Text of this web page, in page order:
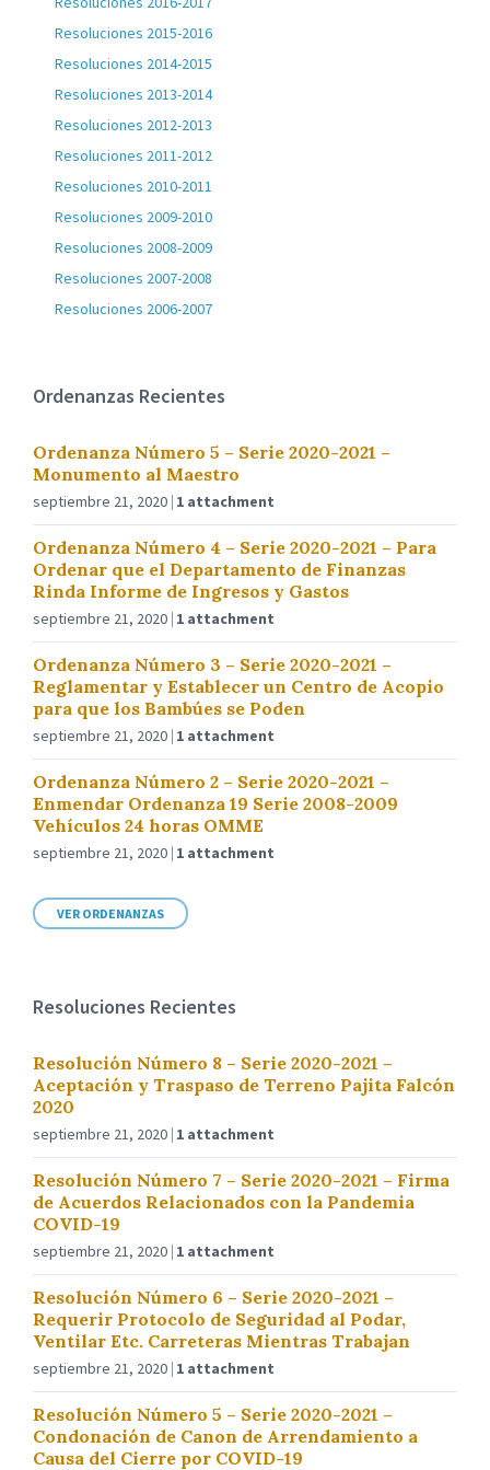
Resoluciones 2015-2016
Resoluciones 2014-2015
Resoluciones 2013-2014
Resoluciones 2012-2013
Resoluciones 2011-2012
Resoluciones 2010-2011
Resoluciones 2009-2010
Resoluciones 2008-2009
Resoluciones 2007-2008
Resoluciones 2006-2007
Ordenanzas Recientes
Ordenanza Número 5 – Serie 2020-2021 –
Monumento al Maestro
septiembre 21, 2020 1 attachment
Ordenanza Número 4 – Serie 2020-2021 – Para
Ordenar que el Departamento de Finanzas
Rinda Informe de Ingresos y Gastos
septiembre 21, 2020 1 attachment
Ordenanza Número 3 – Serie 2020-2021 –
Reglamentar y Establecer un Centro de Acopio
para que los Bambúes se Poden
septiembre 21, 2020 1 attachment
Ordenanza Número 2 – Serie 2020-2021 –
Enmendar Ordenanza 19 Serie 2008-2009
Vehículos 24 horas OMME
septiembre 21, 2020 1 attachment
VER ORDENANZAS
Resoluciones Recientes
Resolución Número 8 – Serie 2020-2021 –
Aceptación y Traspaso de Terreno Pajita Falcón
2020
septiembre 21, 2020 1 attachment
Resolución Número 7 – Serie 2020-2021 – Firma
de Acuerdos Relacionados con la Pandemia
COVID-19
septiembre 21, 2020 1 attachment
Resolución Número 6 – Serie 2020-2021 –
Requerir Protocolo de Seguridad al Podar,
Ventilar Etc. Carreteras Mientras Trabajan
septiembre 21, 2020 1 attachment
Resolución Número 5 – Serie 2020-2021 –
Condonación de Canon de Arrendamiento a
Causa del Cierre por COVID-19